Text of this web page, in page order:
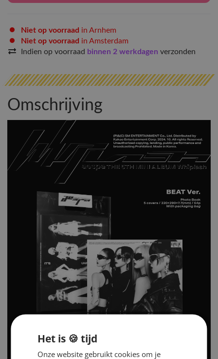
Niet op voorraad in Arnhem
Niet op voorraad in Amsterdam
Indien op voorraad binnen 2 werkdagen verzonden
Omschrijving
Het is 🍪 tijd
Onze website gebruikt cookies om je